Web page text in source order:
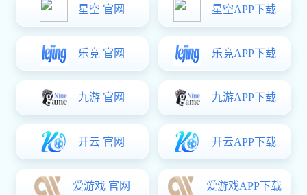
人才招聘 福利待遇 狗子28:培训发展 员工风采
>加入狗子28>员工风采
标书室中的铿锵玫瑰
2022-10-25